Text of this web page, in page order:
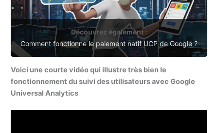
Découvrez également :
Comment fonctionne le paiement natif UCP de Google ?
Voici une courte vidéo qui illustre très bien le
fonctionnement du suivi des utilisateurs avec Google
Universal Analytics